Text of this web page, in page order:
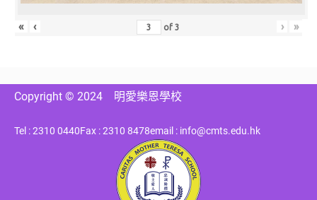
« ‹ of3 › »
Copyright © 2024 明愛樂恩學校
Tel : 2310 0440Fax : 2310 8478email : info@cmts.edu.hk